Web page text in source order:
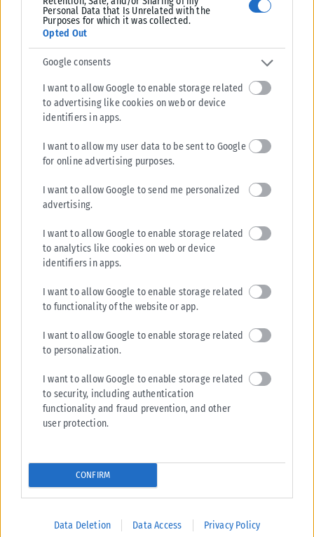
Personal Data that Is Unrelated with the
Purposes for which it was collected.
Opted Out
Google consents
I want to allow Google to enable storage related
to advertising like cookies on web or device
identifiers in apps.
I want to allow my user data to be sent to Google
for online advertising purposes.
I want to allow Google to send me personalized
advertising.
I want to allow Google to enable storage related
to analytics like cookies on web or device
identifiers in apps.
I want to allow Google to enable storage related
to functionality of the website or app.
I want to allow Google to enable storage related
to personalization.
I want to allow Google to enable storage related
to security, including authentication
functionality and fraud prevention, and other
user protection.
CONFIRM
Data Deletion Data Access Privacy Policy
αντιμετωπίσουν τα κακουργηματικού χαρακτήρα αδικήματα
του ξεπλύματος βρώμικου χρήματος και του αδικαιολόγητου
πλουτισμού (κακουργήματα τα οποία επιφέρουν ποινές πάνω
Μετά τις εξελίξεις αυτές της δέσμευσης του συνόλου της
περιουσίας του Γιώργου Τράγκα, «παγώνει» ουσιαστικά η όλη
περιουσία του τόσο στην Ελλάδα όσο και το εξωτερικό και σε
περίπτωση κατά την οποία η γυναίκα του και τα παιδιά του
του κατηγορούμενου αντιμετωπίζοντας τις κατηγορίες του
ξέπλυματος βρώμικου χρήματος και του αδικαιολόγητου
πλουτισμού.
Πάντως, αναμένεται άμεσα τα συγγενικά πρόσωπα του
μέσα κατά της δέσμευσης της περιουσία του αποβιώσαντος
δημοσιογράφου.
Πηγή: paraskhnio.gr